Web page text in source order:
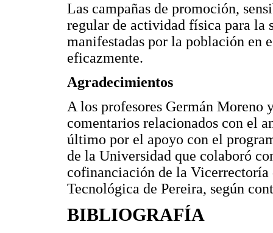
Las campañas de promoción,
regular de actividad física para la
manifestadas por la población en
eficazmente.
Agradecimientos
A los profesores Germán
comentarios relacionados con el
último por el apoyo con el
de la Universidad que colaboró
cofinanciación de la
Tecnológica de Pereira, según
BIBLIOGRAFÍA